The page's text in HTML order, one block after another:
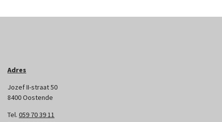
Adres
Jozef II-straat 50
8400 Oostende
Tel. 059 70 39 11